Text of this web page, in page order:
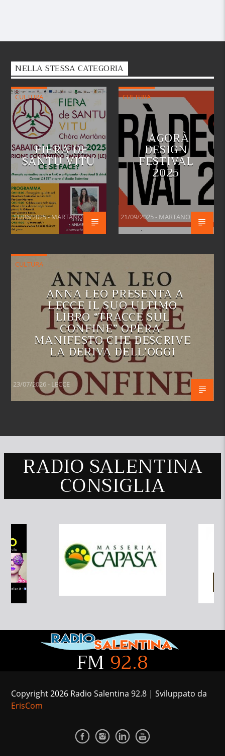
NELLA STESSA CATEGORIA
CULTURA
FIERA DE
SANTU VITU
11/06/2025 - MARTANO
CULTURA
AGORÀ
DESIGN
FESTIVAL
2025
21/09/2025 - MARTANO
CULTURA
ANNA LEO PRESENTA A
LECCE IL SUO ULTIMO
LIBRO “TRACCE SUL
CONFINE” OPERA-
MANIFESTO CHE DESCRIVE
LA DERIVA DELL’OGGI
23/07/2026 - LECCE
RADIO SALENTINA
CONSIGLIA
FM 92.8
Copyright 2026 Radio Salentina 92.8 | Sviluppato da
ErisCom